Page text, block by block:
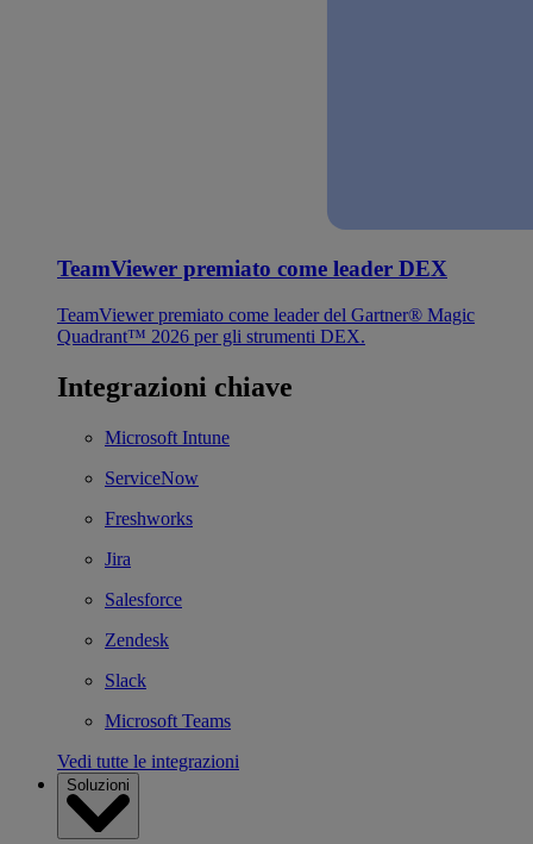
TeamViewer premiato come leader DEX
TeamViewer premiato come leader del Gartner® Magic
Quadrant™ 2026 per gli strumenti DEX.
Integrazioni chiave
Microsoft Intune
ServiceNow
Freshworks
Jira
Salesforce
Zendesk
Slack
Microsoft Teams
Vedi tutte le integrazioni
Soluzioni